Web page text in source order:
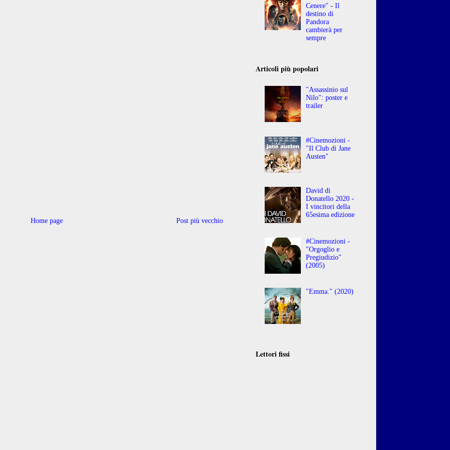
Post più vecchio
Home page
Cenere" - Il
destino di
Pandora
cambierà per
sempre
Articoli più popolari
"Assassinio sul
Nilo": poster e
trailer
#Cinemozioni -
"Il Club di Jane
Austen"
David di
Donatello 2020 -
I vincitori della
65esima edizione
#Cinemozioni -
"Orgoglio e
Pregiudizio"
(2005)
"Emma." (2020)
Lettori fissi